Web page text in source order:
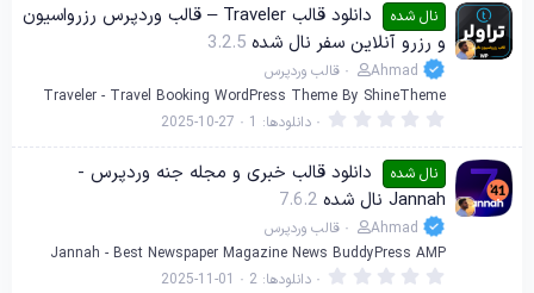
نال شده
دانلود قالب Traveler – قالب وردپرس رزرواسیون
و رزرو آنلاین سفر نال شده 3.2.5
Ahmad
قالب وردپرس
Traveler - Travel Booking WordPress Theme By ShineTheme
0
0
0
س
ت
ا
ر
ه
دانلودها 1
2025-10-27
نال شده
دانلود قالب خبری و مجله جنه وردپرس -
Jannah نال شده
7.6.2
Ahmad
قالب وردپرس
Jannah - Best Newspaper Magazine News BuddyPress AMP
0 دانلودها 2
2025-11-01